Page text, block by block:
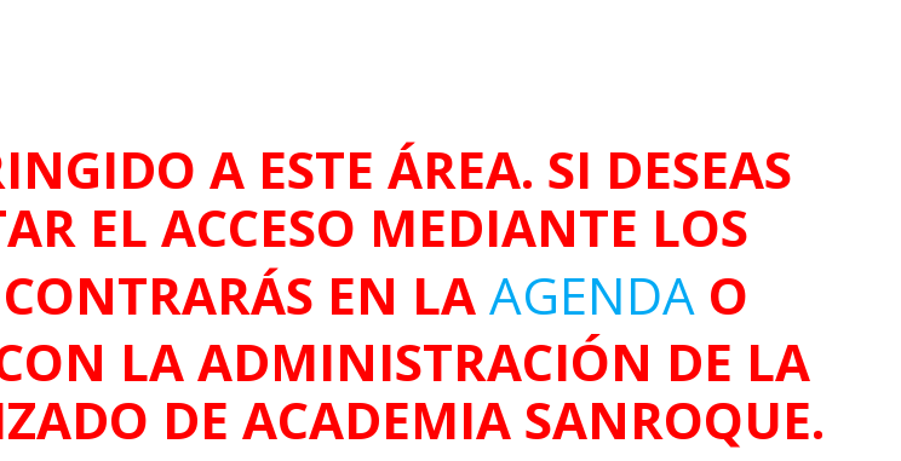
A ESTE ÁREA. SI DESEAS
EL ACCESO MEDIANTE LOS
EN LAAGENDA O
LA ADMINISTRACIÓN DE LA
DE ACADEMIA SANROQUE.